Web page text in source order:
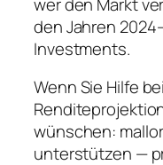
den Jahren
Investments.
Wenn Sie Hilfe
wünschen:
unterstützen —